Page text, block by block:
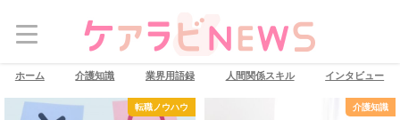
ホーム 介護知識 業界用語録 人間関係スキル インタビュー
転職ノウハウ 介護知識